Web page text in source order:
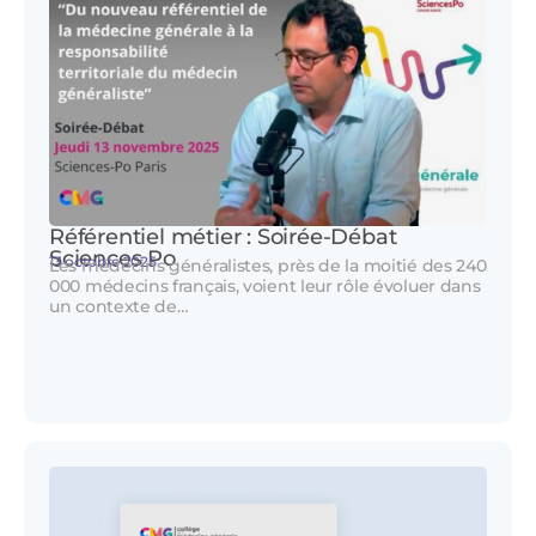
Référentiel métier : Soirée-Débat
Sciences Po
13 octobre 2025
Les médecins généralistes, près de la moitié des 240
000 médecins français, voient leur rôle évoluer dans
un contexte de…